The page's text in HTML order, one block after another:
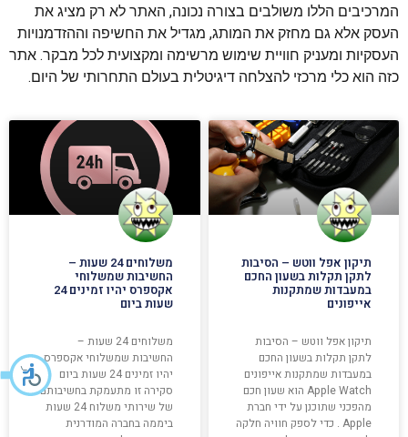
המרכיבים הללו משולבים בצורה נכונה, האתר לא רק מציג את
העסק אלא גם מחזק את המותג, מגדיל את החשיפה וההזדמנויות
העסקיות ומעניק חוויית שימוש מרשימה ומקצועית לכל מבקר. אתר
כזה הוא כלי מרכזי להצלחה דיגיטלית בעולם התחרותי של היום.
תיקון אפל ווטש – הסיבות
לתקן תקלות בשעון החכם
במעבדות שמתקנות
אייפונים
תיקון אפל ווטש – הסיבות
לתקן תקלות בשעון החכם
במעבדות שמתקנות אייפונים
Apple Watch הוא שעון חכם
מהפכני שתוכנן על ידי חברת
Apple . כדי לספק חוויה חלקה
משלוחים 24 שעות –
החשיבות שמשלוחי
אקספרס יהיו זמינים 24
שעות ביום
משלוחים 24 שעות –
החשיבות שמשלוחי אקספרס
יהיו זמינים 24 שעות ביום
סקירה זו מתעמקת בחשיבותם
של שירותי משלוח 24 שעות
ביממה בחברה המודרנית